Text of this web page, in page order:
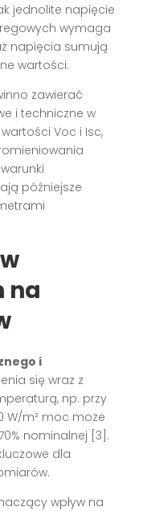
jednolite napięcie
wymaga
napięcia sumują
wartości.
zawierać
i techniczne w
Voc i Isc,
późniejsze
na
i
się wraz z
np. przy
W/m² moc może
nominalnej [3].
dla
wpływ na